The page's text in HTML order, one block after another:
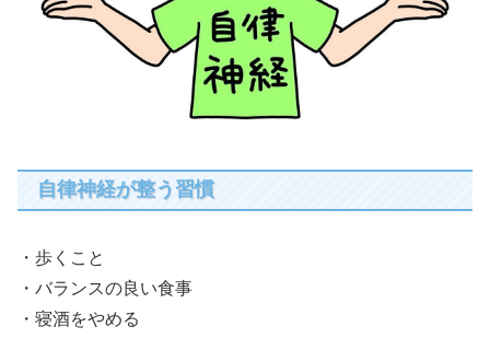
自律神経が整う習慣
・歩くこと
・バランスの良い食事
・寝酒をやめる